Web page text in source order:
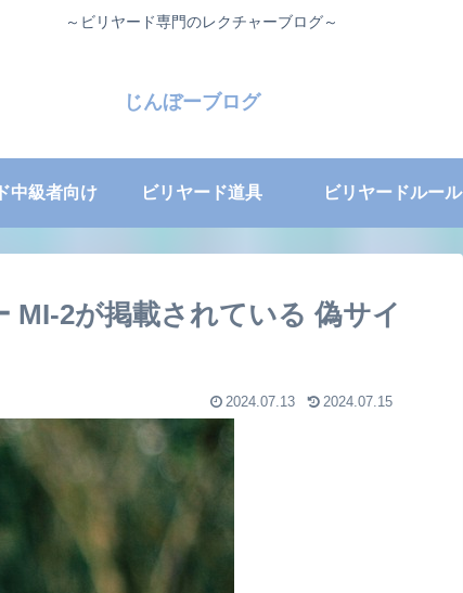
～ビリヤード専門のレクチャーブログ～
じんぼーブログ
中級者向け ビリヤード道具 ビリヤードルール
MI-2が掲載されている 偽サイ
2024.07.13 2024.07.15